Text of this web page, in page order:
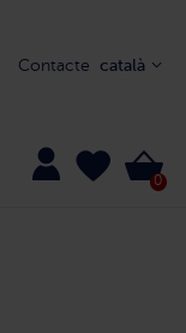
Contacte català
0